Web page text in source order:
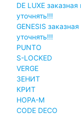
DE LUXE
уточнять!!!
GENESIS
уточнять!!!
PUNTO
S-LOCKED
VERGE
ЗЕНИТ
КРИТ
НОРА-М
CODE DECO